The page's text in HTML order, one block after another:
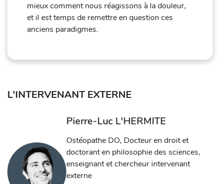
mieux comment nous réagissons à la douleur,
et il est temps de remettre en question ces
anciens paradigmes.
L'INTERVENANT EXTERNE
Pierre-Luc L'HERMITE
Ostéopathe DO, Docteur en droit et
doctorant en philosophie des sciences,
enseignant et chercheur intervenant
externe